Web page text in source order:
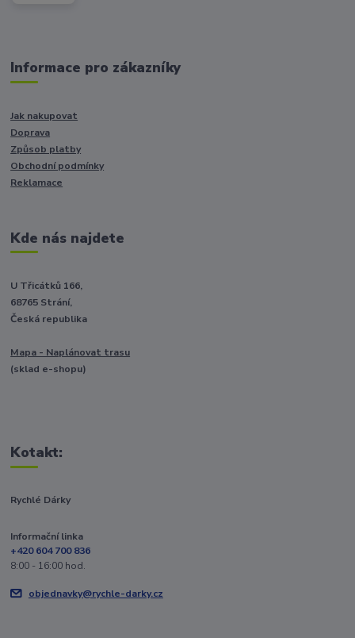
Informace pro zákazníky
Jak nakupovat
Doprava
Způsob platby
Obchodní podmínky
Reklamace
Kde nás najdete
U Třicátků 166,
68765 Strání,
Česká republika
Mapa - Naplánovat trasu
(sklad e-shopu)
Kotakt:
Rychlé Dárky
Informační linka
+420 604 700 836
8:00 - 16:00 hod.
objednavky@rychle-darky.cz